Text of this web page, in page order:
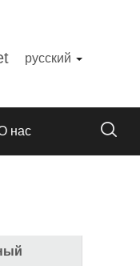
русский
нас